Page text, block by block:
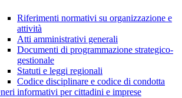
Riferimenti normativi su organizzazione e
attività
Atti amministrativi generali
Documenti di programmazione strategico-
gestionale
Statuti e leggi regionali
Codice disciplinare e codice di condotta
informativi per cittadini e imprese